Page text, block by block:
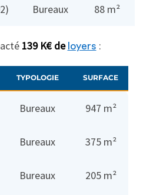
Bureaux 88 m²
139 K€ de loyers :
TYPOLOGIE SURFACE
Bureaux 947 m²
Bureaux 375 m²
Bureaux 205 m²